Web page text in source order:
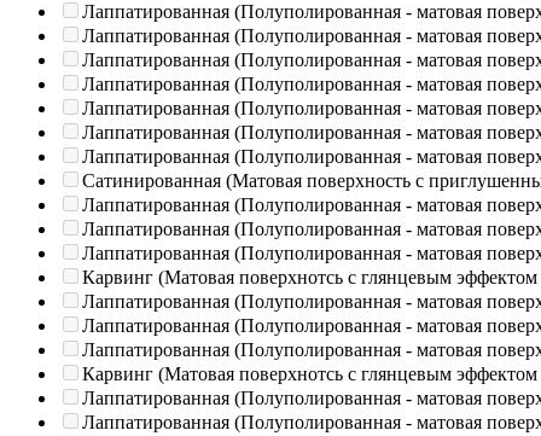
Лаппатированная (Полуполированная - матовая
Лаппатированная (Полуполированная - матовая
Лаппатированная (Полуполированная - матовая
Лаппатированная (Полуполированная - матовая
Лаппатированная (Полуполированная - матовая
Лаппатированная (Полуполированная - матовая
Лаппатированная (Полуполированная - матовая
Сатинированная (Матовая поверхность с
Лаппатированная (Полуполированная - матовая
Лаппатированная (Полуполированная - матовая
Лаппатированная (Полуполированная - матовая
Карвинг (Матовая поверхнотсь с глянцевым эффектом
Лаппатированная (Полуполированная - матовая
Лаппатированная (Полуполированная - матовая
Лаппатированная (Полуполированная - матовая
Карвинг (Матовая поверхнотсь с глянцевым эффектом
Лаппатированная (Полуполированная - матовая
Лаппатированная (Полуполированная - матовая